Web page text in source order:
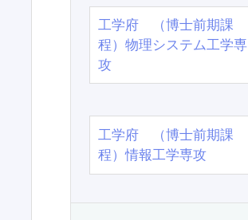
工学府 （博士前期課
程）物理システム工学専
攻
工学府 （博士前期課
程）情報工学専攻